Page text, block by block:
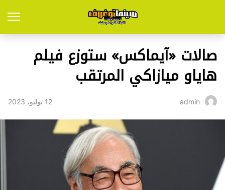
صالات «آيماكس» ستوزع فيلم
هاياو ميازاكي المرتقب
admin 12 يوليو، 2023